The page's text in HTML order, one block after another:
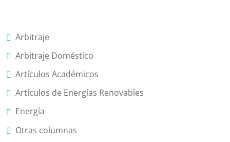
Arbitraje
Arbitraje Doméstico
Artículos Académicos
Artículos de Energías Renovables
Energía
Otras columnas